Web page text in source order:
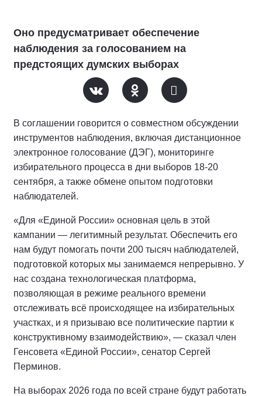
Оно предусматривает обеспечение
наблюдения за голосованием на
предстоящих думских выборах
В соглашении говорится о совместном обсуждении
инструментов наблюдения, включая дистанционное
электронное голосование (ДЭГ), мониторинге
избирательного процесса в дни выборов 18-20
сентября, а также обмене опытом подготовки
наблюдателей.
«Для «Единой России» основная цель в этой
кампании — легитимный результат. Обеспечить его
нам будут помогать почти 200 тысяч наблюдателей,
подготовкой которых мы занимаемся непрерывно. У
нас создана технологическая платформа,
позволяющая в режиме реального времени
отслеживать всё происходящее на избирательных
участках, и я призываю все политические партии к
конструктивному взаимодействию», — сказал член
Генсовета «Единой России», сенатор Сергей
Перминов.
На выборах 2026 года по всей стране будут работать